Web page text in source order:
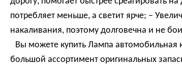
потребляет меньше, а светит ярче; –
накаливания, поэтому долговечна и не
Вы можете купить Лампа автомобильная
большой ассортимент оригинальных